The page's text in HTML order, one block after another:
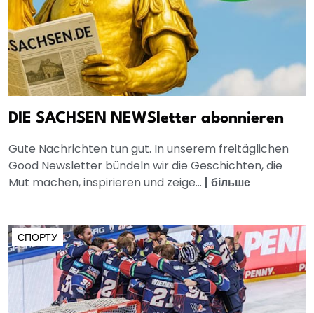
DIE SACHSEN NEWSletter abonnieren
Gute Nachrichten tun gut. In unserem freitäglichen
Good Newsletter bündeln wir die Geschichten, die
Mut machen, inspirieren und zeige... | більше
СПОРТУ